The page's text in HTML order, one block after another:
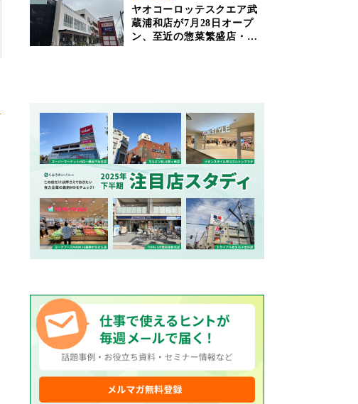
ヤオコーロッテスクエア武
蔵浦和店が7月28日オープ
ン、至近の惣菜繁盛店・武